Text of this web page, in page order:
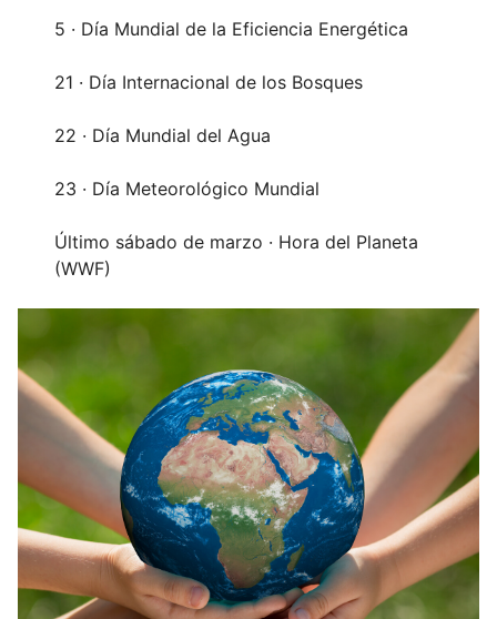
5 · Día Mundial de la Eficiencia Energética
21 · Día Internacional de los Bosques
22 · Día Mundial del Agua
23 · Día Meteorológico Mundial
Último sábado de marzo · Hora del Planeta
(WWF)